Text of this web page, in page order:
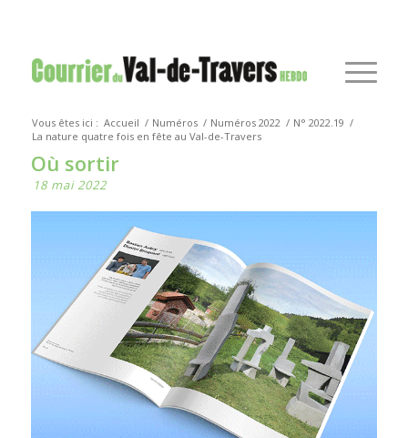
Vous êtes ici : Accueil / Numéros / Numéros 2022 / N° 2022.19 /
La nature quatre fois en fête au Val-de-Travers
Où sortir
18 mai 2022